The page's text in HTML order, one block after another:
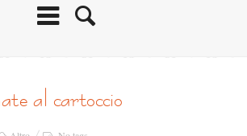
al cartoccio